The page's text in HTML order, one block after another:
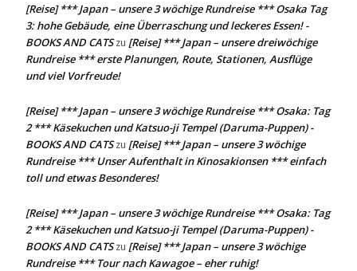
[Reise] *** Japan – unsere 3 wöchige Rundreise *** Osaka Tag
3: hohe Gebäude, eine Überraschung und leckeres Essen! -
BOOKS AND CATSzu [Reise] *** Japan – unsere dreiwöchige
Rundreise *** erste Planungen, Route, Stationen, Ausflüge
und viel Vorfreude!
[Reise] *** Japan – unsere 3 wöchige Rundreise *** Osaka: Tag
2 *** Käsekuchen und Katsuo-ji Tempel (Daruma-Puppen) -
BOOKS AND CATSzu [Reise] *** Japan – unsere 3 wöchige
Rundreise *** Unser Aufenthalt in Kinosakionsen *** einfach
toll und etwas Besonderes!
[Reise] *** Japan – unsere 3 wöchige Rundreise *** Osaka: Tag
2 *** Käsekuchen und Katsuo-ji Tempel (Daruma-Puppen) -
BOOKS AND CATSzu [Reise] *** Japan – unsere 3 wöchige
Rundreise *** Tour nach Kawagoe – eher ruhig!